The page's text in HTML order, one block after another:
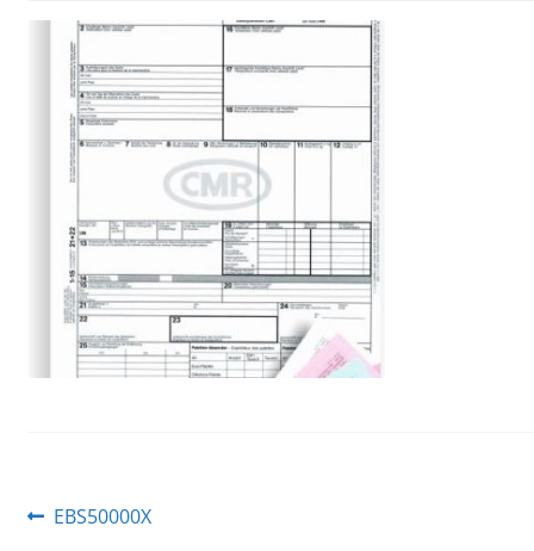
Beitragsnavigation
Vorheriger
EBS50000X